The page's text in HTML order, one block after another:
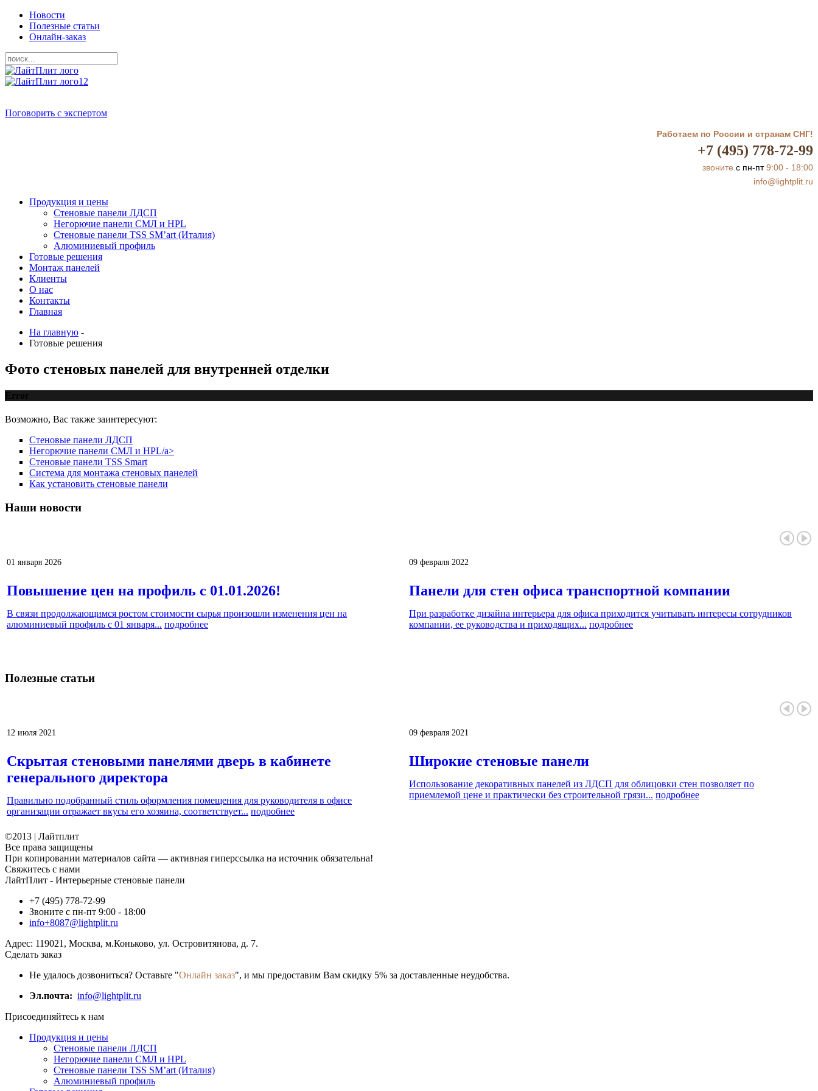
Новости
Полезные статьи
Онлайн-заказ
Поговорить с экспертом
Работаем по России и странам СНГ!
+7 (495) 778-72-99
звоните с пн-пт9:00 - 18:00
info@lightplit.ru
Продукция и цены
Стеновые панели ЛДСП
Негорючие панели СМЛ и HPL
Стеновые панели TSS SM’art (Италия)
Алюминиевый профиль
Готовые решения
Монтаж панелей
Клиенты
О нас
Контакты
Главная
На главную -
Готовые решения
Фото стеновых панелей для внутренней отделки
Error
Возможно, Вас также заинтересуют:
Стеновые панели ЛДСП
Негорючие панели СМЛ и HPL/a>
Стеновые панели TSS Smart
Система для монтажа стеновых панелей
Как установить стеновые панели
Наши новости
01 января 2026
Повышение цен на профиль с 01.01.2026!
В связи продолжающимся ростом стоимости сырья произошли изменения цен на
алюминиевый профиль с 01 января... подробнее
09 февраля 2022
Панели для стен офиса транспортной компании
При разработке дизайна интерьера для офиса приходится учитывать интересы сотрудников
компании, ее руководства и приходящих... подробнее
Полезные статьи
12 июля 2021
Скрытая стеновыми панелями дверь в кабинете
генерального директора
Правильно подобранный стиль оформления помещения для руководителя в офисе
организации отражает вкусы его хозяина, соответствует... подробнее
09 февраля 2021
Широкие стеновые панели
Использование декоративных панелей из ЛДСП для облицовки стен позволяет по
приемлемой цене и практически без строительной грязи... подробнее
©2013 | Лайтплит
Все права защищены
При копировании материалов сайта — активная гиперссылка на источник обязательна!
Свяжитесь с нами
ЛайтПлит - Интерьерные стеновые панели
+7 (495) 778-72-99
Звоните с пн-пт 9:00 - 18:00
info+8087@lightplit.ru
Адрес: 119021 , Москва, м.Коньково, ул. Островитянова, д. 7.
Сделать заказ
Не удалось дозвониться? Оставьте "Онлайн заказ", и мы предоставим Вам скидку 5% за доставленные неудобства.
Эл.почта: info@lightplit.ru
Присоединяйтесь к нам
Продукция и цены
Стеновые панели ЛДСП
Негорючие панели СМЛ и HPL
Стеновые панели TSS SM’art (Италия)
Алюминиевый профиль